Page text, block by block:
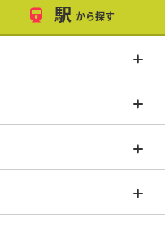
駅 から探す